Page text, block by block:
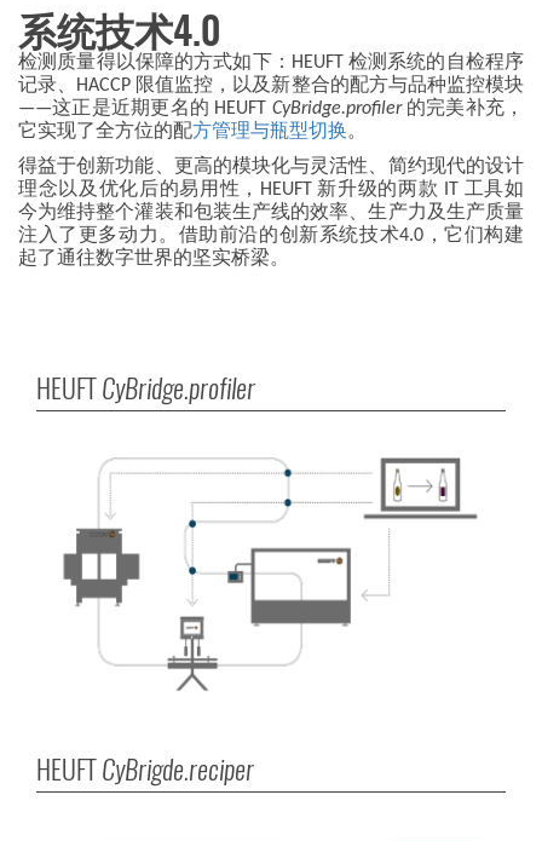
系统技术4.0
检测质量得以保障的方式如下：HEUFT 检测系统的自检程序
记录、HACCP 限值监控，以及新整合的配方与品种监控模块
——这正是近期更名的 HEUFT CyBridge.profiler的完美补充，
它实现了全方位的配方管理与瓶型切换。
得益于创新功能、更高的模块化与灵活性、简约现代的设计
理念以及优化后的易用性，HEUFT 新升级的两款 IT 工具如
今为维持整个灌装和包装生产线的效率、生产力及生产质量
注入了更多动力。借助前沿的创新系统技术4.0，它们构建
起了通往数字世界的坚实桥梁。
HEUFTCyBridge.profiler
HEUFTCyBrigde.reciper